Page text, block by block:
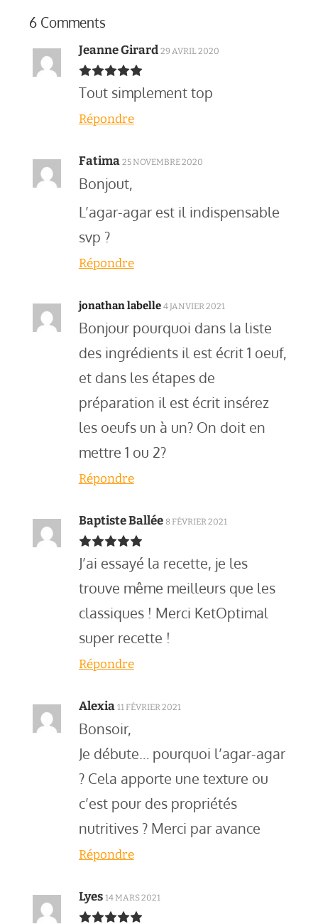
6 Comments
Jeanne Girard 29 AVRIL 2020
Tout simplement top
Répondre
Fatima 25 NOVEMBRE 2020
Bonjout,
L’agar-agar est il indispensable
svp ?
Répondre
jonathan labelle 4 JANVIER 2021
Bonjour pourquoi dans la liste
des ingrédients il est écrit 1 oeuf,
et dans les étapes de
préparation il est écrit insérez
les oeufs un à un? On doit en
mettre 1 ou 2?
Répondre
Baptiste Ballée 8 FÉVRIER 2021
J’ai essayé la recette, je les
trouve même meilleurs que les
classiques ! Merci KetOptimal
super recette !
Répondre
Alexia 11 FÉVRIER 2021
Bonsoir,
Je débute… pourquoi l’agar-agar
? Cela apporte une texture ou
c’est pour des propriétés
nutritives ? Merci par avance
Répondre
Lyes 14 MARS 2021